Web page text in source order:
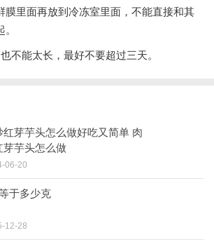
膜里面再放到冷冻室里面，不能直接和其
不能太长，最好不要超过三天。
红芽芋头怎么做好吃又简单 肉
芽芋头怎么做
06-20
于多少克
12-28